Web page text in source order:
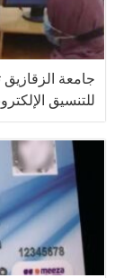
جامعة
للتنسيق